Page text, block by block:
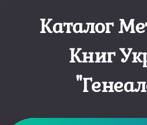
Каталог
Книг